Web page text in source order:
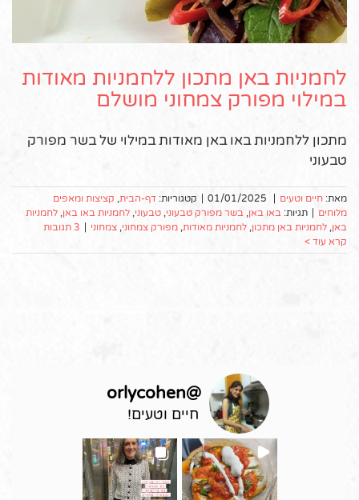
לחמניות באן מתכון ללחמניות מאודות
במילוי מפורק צמחוני מושלם
מתכון ללחמניות באו באן מאודות במילוי של בשר מפורק
טבעוני
מאת: חיים וטעים 01/01/2025 קטגוריות: דף-הבית, קציצות ומאפים
מלוחים
תגיות: באו באן, בשר מפורק טבעוני, טבעוני, לחמניות באו באן, לחמניות
באן, לחמניות באן מתכון, לחמניות מאודות, מפורק צמחוני, צמחוני
3 תגובות
קרא עוד >
@
orlycohen
חיים וטעים!